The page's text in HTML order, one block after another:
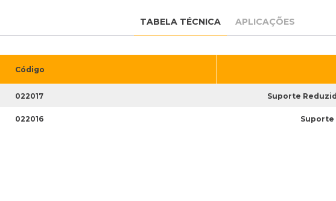
TABELA TÉCNICA APLICAÇÕES
Código
022017 Suporte
022016 Suporte